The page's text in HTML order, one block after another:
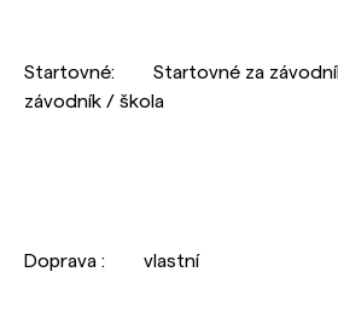
Startovné: Startovné za
závodník / škola
Doprava : vlastní